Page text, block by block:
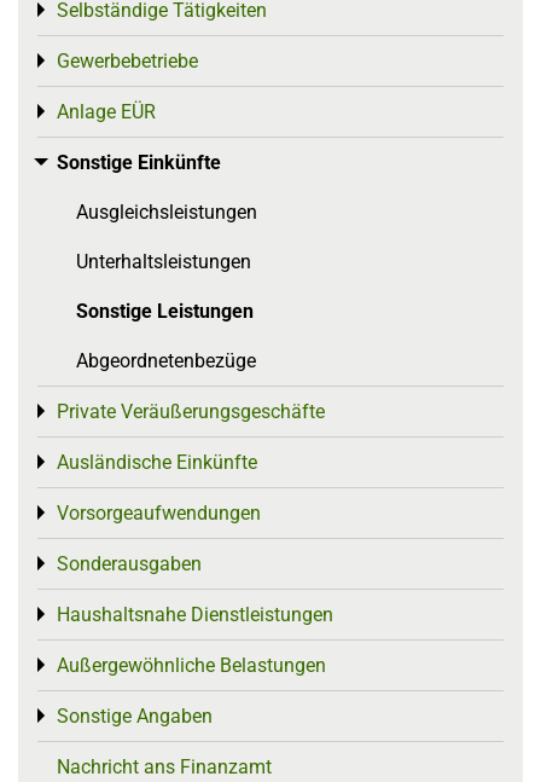
Selbständige Tätigkeiten
Toggle menu
Gewerbebetriebe
Toggle menu
Anlage EÜR
Toggle menu
Sonstige Einkünfte
Toggle menu
Ausgleichsleistungen
Unterhaltsleistungen
Sonstige Leistungen
Abgeordnetenbezüge
Private Veräußerungsgeschäfte
Toggle menu
Ausländische Einkünfte
Toggle menu
Vorsorgeaufwendungen
Toggle menu
Sonderausgaben
Toggle menu
Haushaltsnahe Dienstleistungen
Toggle menu
Außergewöhnliche Belastungen
Toggle menu
Sonstige Angaben
Toggle menu
Nachricht ans Finanzamt